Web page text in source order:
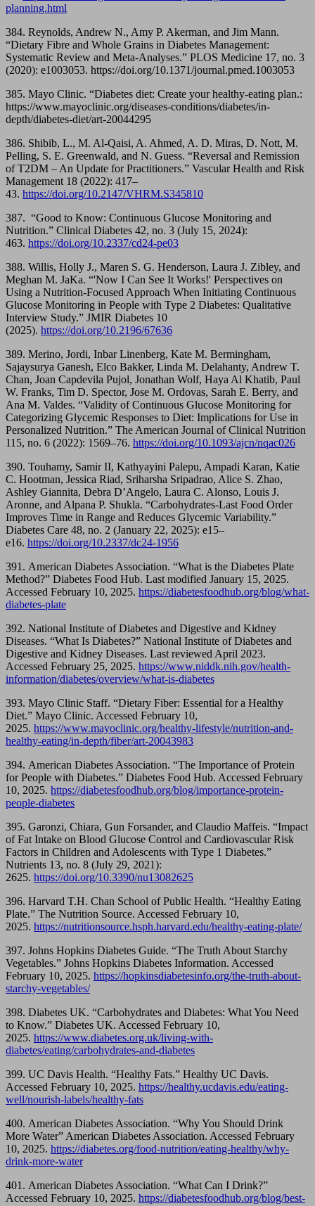
planning.html
384. Reynolds, Andrew N., Amy P. Akerman, and Jim Mann.
“Dietary Fibre and Whole Grains in Diabetes Management:
Systematic Review and Meta-Analyses.” PLOS Medicine 17, no. 3
(2020): e1003053. https://doi.org/10.1371/journal.pmed.1003053
385. Mayo Clinic. “Diabetes diet: Create your healthy-eating plan.:
https://www.mayoclinic.org/diseases-conditions/diabetes/in-
depth/diabetes-diet/art-20044295
386. Shibib, L., M. Al-Qaisi, A. Ahmed, A. D. Miras, D. Nott, M.
Pelling, S. E. Greenwald, and N. Guess. “Reversal and Remission
of T2DM – An Update for Practitioners.” Vascular Health and Risk
Management 18 (2022): 417–
43. https://doi.org/10.2147/VHRM.S345810
387. “Good to Know: Continuous Glucose Monitoring and
Nutrition.” Clinical Diabetes 42, no. 3 (July 15, 2024):
463. https://doi.org/10.2337/cd24-pe03
388. Willis, Holly J., Maren S. G. Henderson, Laura J. Zibley, and
Meghan M. JaKa. “'Now I Can See It Works!' Perspectives on
Using a Nutrition-Focused Approach When Initiating Continuous
Glucose Monitoring in People with Type 2 Diabetes: Qualitative
Interview Study.” JMIR Diabetes 10
(2025). https://doi.org/10.2196/67636
389. Merino, Jordi, Inbar Linenberg, Kate M. Bermingham,
Sajaysurya Ganesh, Elco Bakker, Linda M. Delahanty, Andrew T.
Chan, Joan Capdevila Pujol, Jonathan Wolf, Haya Al Khatib, Paul
W. Franks, Tim D. Spector, Jose M. Ordovas, Sarah E. Berry, and
Ana M. Valdes. “Validity of Continuous Glucose Monitoring for
Categorizing Glycemic Responses to Diet: Implications for Use in
Personalized Nutrition.” The American Journal of Clinical Nutrition
115, no. 6 (2022): 1569–76. https://doi.org/10.1093/ajcn/nqac026
390. Touhamy, Samir II, Kathyayini Palepu, Ampadi Karan, Katie
C. Hootman, Jessica Riad, Sriharsha Sripadrao, Alice S. Zhao,
Ashley Giannita, Debra D’Angelo, Laura C. Alonso, Louis J.
Aronne, and Alpana P. Shukla. “Carbohydrates-Last Food Order
Improves Time in Range and Reduces Glycemic Variability.”
Diabetes Care 48, no. 2 (January 22, 2025): e15–
e16. https://doi.org/10.2337/dc24-1956
391. American Diabetes Association. “What is the Diabetes Plate
Method?” Diabetes Food Hub. Last modified January 15, 2025.
Accessed February 10, 2025. https://diabetesfoodhub.org/blog/what-
diabetes-plate
392. National Institute of Diabetes and Digestive and Kidney
Diseases. “What Is Diabetes?” National Institute of Diabetes and
Digestive and Kidney Diseases. Last reviewed April 2023.
Accessed February 25, 2025. https://www.niddk.nih.gov/health-
information/diabetes/overview/what-is-diabetes
393. Mayo Clinic Staff. “Dietary Fiber: Essential for a Healthy
Diet.” Mayo Clinic. Accessed February 10,
2025. https://www.mayoclinic.org/healthy-lifestyle/nutrition-and-
healthy-eating/in-depth/fiber/art-20043983
394. American Diabetes Association. “The Importance of Protein
for People with Diabetes.” Diabetes Food Hub. Accessed February
10, 2025. https://diabetesfoodhub.org/blog/importance-protein-
people-diabetes
395. Garonzi, Chiara, Gun Forsander, and Claudio Maffeis. “Impact
of Fat Intake on Blood Glucose Control and Cardiovascular Risk
Factors in Children and Adolescents with Type 1 Diabetes.”
Nutrients 13, no. 8 (July 29, 2021):
2625. https://doi.org/10.3390/nu13082625
396. Harvard T.H. Chan School of Public Health. “Healthy Eating
Plate.” The Nutrition Source. Accessed February 10,
2025. https://nutritionsource.hsph.harvard.edu/healthy-eating-plate/
397. Johns Hopkins Diabetes Guide. “The Truth About Starchy
Vegetables.” Johns Hopkins Diabetes Information. Accessed
February 10, 2025. https://hopkinsdiabetesinfo.org/the-truth-about-
starchy-vegetables/
398. Diabetes UK. “Carbohydrates and Diabetes: What You Need
to Know.” Diabetes UK. Accessed February 10,
2025. https://www.diabetes.org.uk/living-with-
diabetes/eating/carbohydrates-and-diabetes
399. UC Davis Health. “Healthy Fats.” Healthy UC Davis.
Accessed February 10, 2025. https://healthy.ucdavis.edu/eating-
well/nourish-labels/healthy-fats
400. American Diabetes Association. “Why You Should Drink
More Water” American Diabetes Association. Accessed February
10, 2025. https://diabetes.org/food-nutrition/eating-healthy/why-
drink-more-water
401. American Diabetes Association. “What Can I Drink?”
Accessed February 10, 2025. https://diabetesfoodhub.org/blog/best-